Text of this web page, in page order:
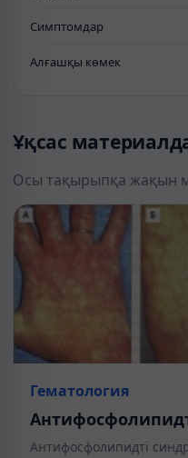
Симптомдар
Алғашқы көмек
Ұқсас
Осы тақырыпқа жақын
Гематология
Антифосфолипидті